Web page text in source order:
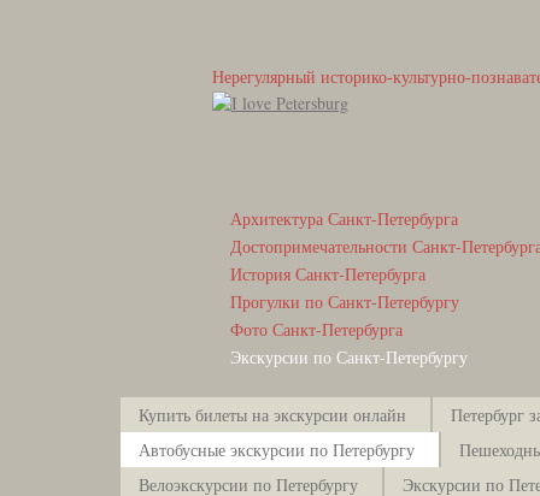
Нерегулярный историко-культурно-
Архитектура Санкт-Петербурга
Достопримечательности Санкт-
История Санкт-Петербурга
Прогулки по Санкт-Петербургу
Фото Санкт-Петербурга
Экскурсии по Санкт-Петербургу
Купить билеты на экскурсии онлайн
Петербург
Автобусные экскурсии по Петербургу
Велоэкскурсии по Петербургу
Экскурсии по